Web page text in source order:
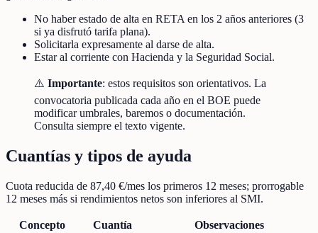
No haber estado de alta en RETA en los 2 años anteriores (3
si ya disfrutó tarifa plana).
Solicitarla expresamente al darse de alta.
Estar al corriente con Hacienda y la Seguridad Social.
⚠️ Importante: estos requisitos son orientativos. La
convocatoria publicada cada año en el BOE puede
modificar umbrales, baremos o documentación.
Consulta siempre el texto vigente.
Cuantías y tipos de ayuda
Cuota reducida de 87,40 €/mes los primeros 12 meses; prorrogable
12 meses más si rendimientos netos son inferiores al SMI.
Concepto Cuantía
Observaciones